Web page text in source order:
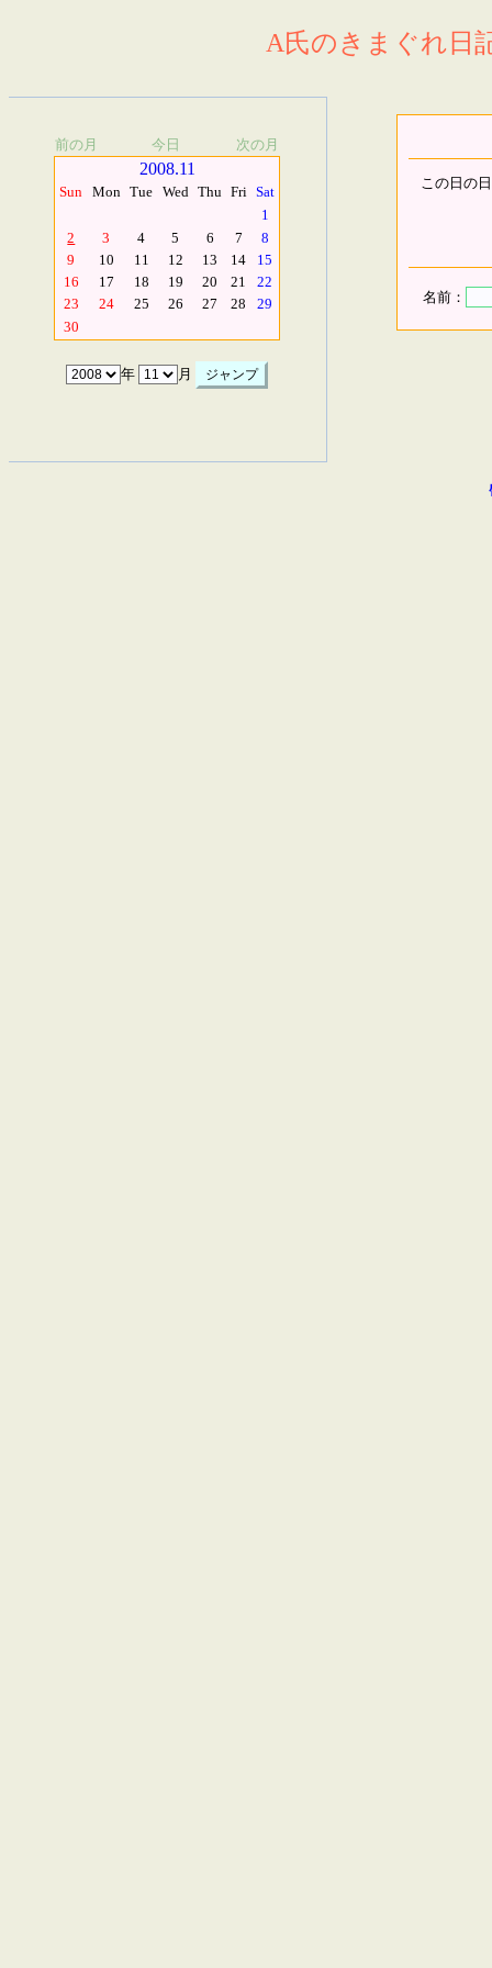
A氏のきまぐれ日
前の月 今日 次の月
2008.11
Sun Mon Tue Wed Thu Fri Sat
1
2
3 4 5 6 7
8
9
10 11 12 13 14
15
16
17 18 19 20 21
22
23
24 25 26 27 28
29
30
年 月
この日の
名前：